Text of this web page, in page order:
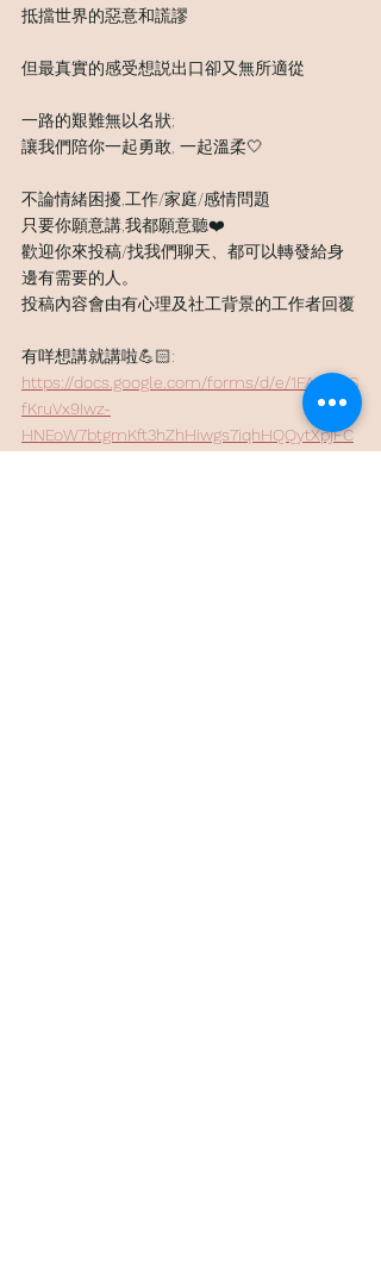
抵擋世界的惡意和謊謬
但最真實的感受想説出口卻又無所適從
一路的艱難無以名狀;
讓我們陪你一起勇敢, 一起溫柔🤍
不論情緒困擾,工作/家庭/感情問題
只要你願意講,我都願意聽❤️
歡迎你來投稿/找我們聊天、都可以轉發給身
邊有需要的人。
投稿內容會由有心理及社工背景的工作者回覆
有咩想講就講啦💪🏻:
https://docs.google.com/forms/d/e/1FAIpQLS
fKruVx9Iwz-
HNEoW7btgmKft3hZhHiwgs7iqhHQQytXpjFC